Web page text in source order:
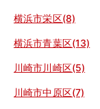
横浜市栄区(8)
横浜市青葉区(13)
川崎市川崎区(5)
川崎市中原区(7)